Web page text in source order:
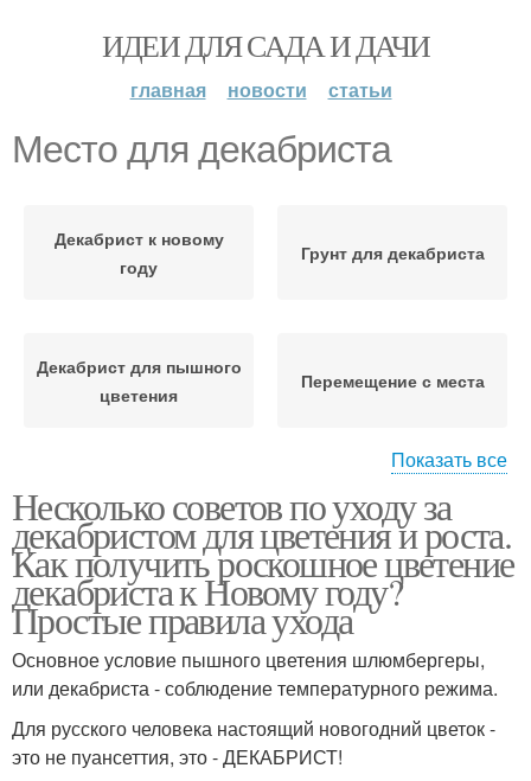
ИДЕИ ДЛЯ САДА И ДАЧИ
главная новости статьи
Место для декабриста
Декабрист к новому
году
Грунт для декабриста
Декабрист для пышного
цветения
Перемещение с места
Уход за декабристом Декабрист во время
Показать все
Несколько советов по уходу за
декабристом для цветения и роста.
Как получить роскошное цветение
декабриста к Новому году?
Простые правила ухода
Основное условие пышного цветения шлюмбергеры,
или декабриста - соблюдение температурного режима.
Для русского человека настоящий новогодний цветок -
это не пуансеттия, это - ДЕКАБРИСТ!